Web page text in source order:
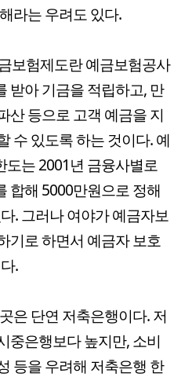
라는 우려도 있다.
보험제도란 예금보험공사
받아 기금을 적립하고, 만
산 등으로 고객 예금을 지
수 있도록 하는 것이다. 예
도는 2001년 금융사별로
합해 5000만원으로 정해
. 그러나 여야가 예금자보
기로 하면서 예금자 보호
.
은 단연 저축은행이다. 저
중은행보다 높지만, 소비
등을 우려해 저축은행 한